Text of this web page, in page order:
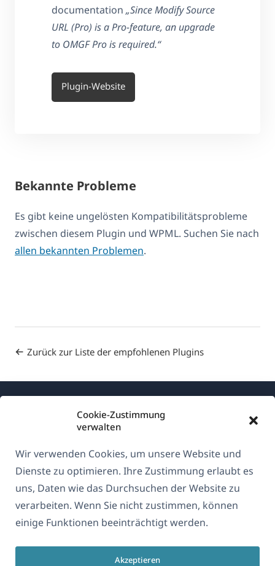
Cookie-Zustimmung
verwalten
Wir verwenden Cookies, um unsere Website und
Dienste zu optimieren. Ihre Zustimmung erlaubt es
uns, Daten wie das Durchsuchen der Website zu
verarbeiten. Wenn Sie nicht zustimmen, können
einige Funktionen beeinträchtigt werden.
Akzeptieren
documentation „Since Modify Source
URL (Pro) is a Pro-feature, an upgrade
to OMGF Pro is required.“
Plugin-Website
Bekannte Probleme
Es gibt keine ungelösten Kompatibilitätsprobleme
zwischen diesem Plugin und WPML. Suchen Sie nach
allen bekannten Problemen.
Zurück zur Liste der empfohlenen Plugins
Über WPML
DSGVO & Datenschutzrichtlinie
Unserem Team beitreten(öffnet
in
in
einem
(öffnet
in
einem
in